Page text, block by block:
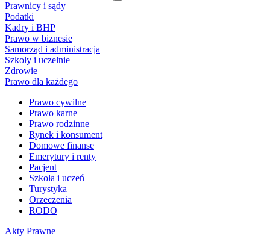
Prawnicy i sądy
Podatki
Kadry i BHP
Prawo w biznesie
Samorząd i administracja
Szkoły i uczelnie
Zdrowie
Prawo dla każdego
Prawo cywilne
Prawo karne
Prawo rodzinne
Rynek i konsument
Domowe finanse
Emerytury i renty
Pacjent
Szkoła i uczeń
Turystyka
Orzeczenia
RODO
Akty Prawne